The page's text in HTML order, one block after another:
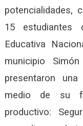
potencialidades,
15 estudiantes
Educativa
municipio
presentaron
medio de su
productivo: